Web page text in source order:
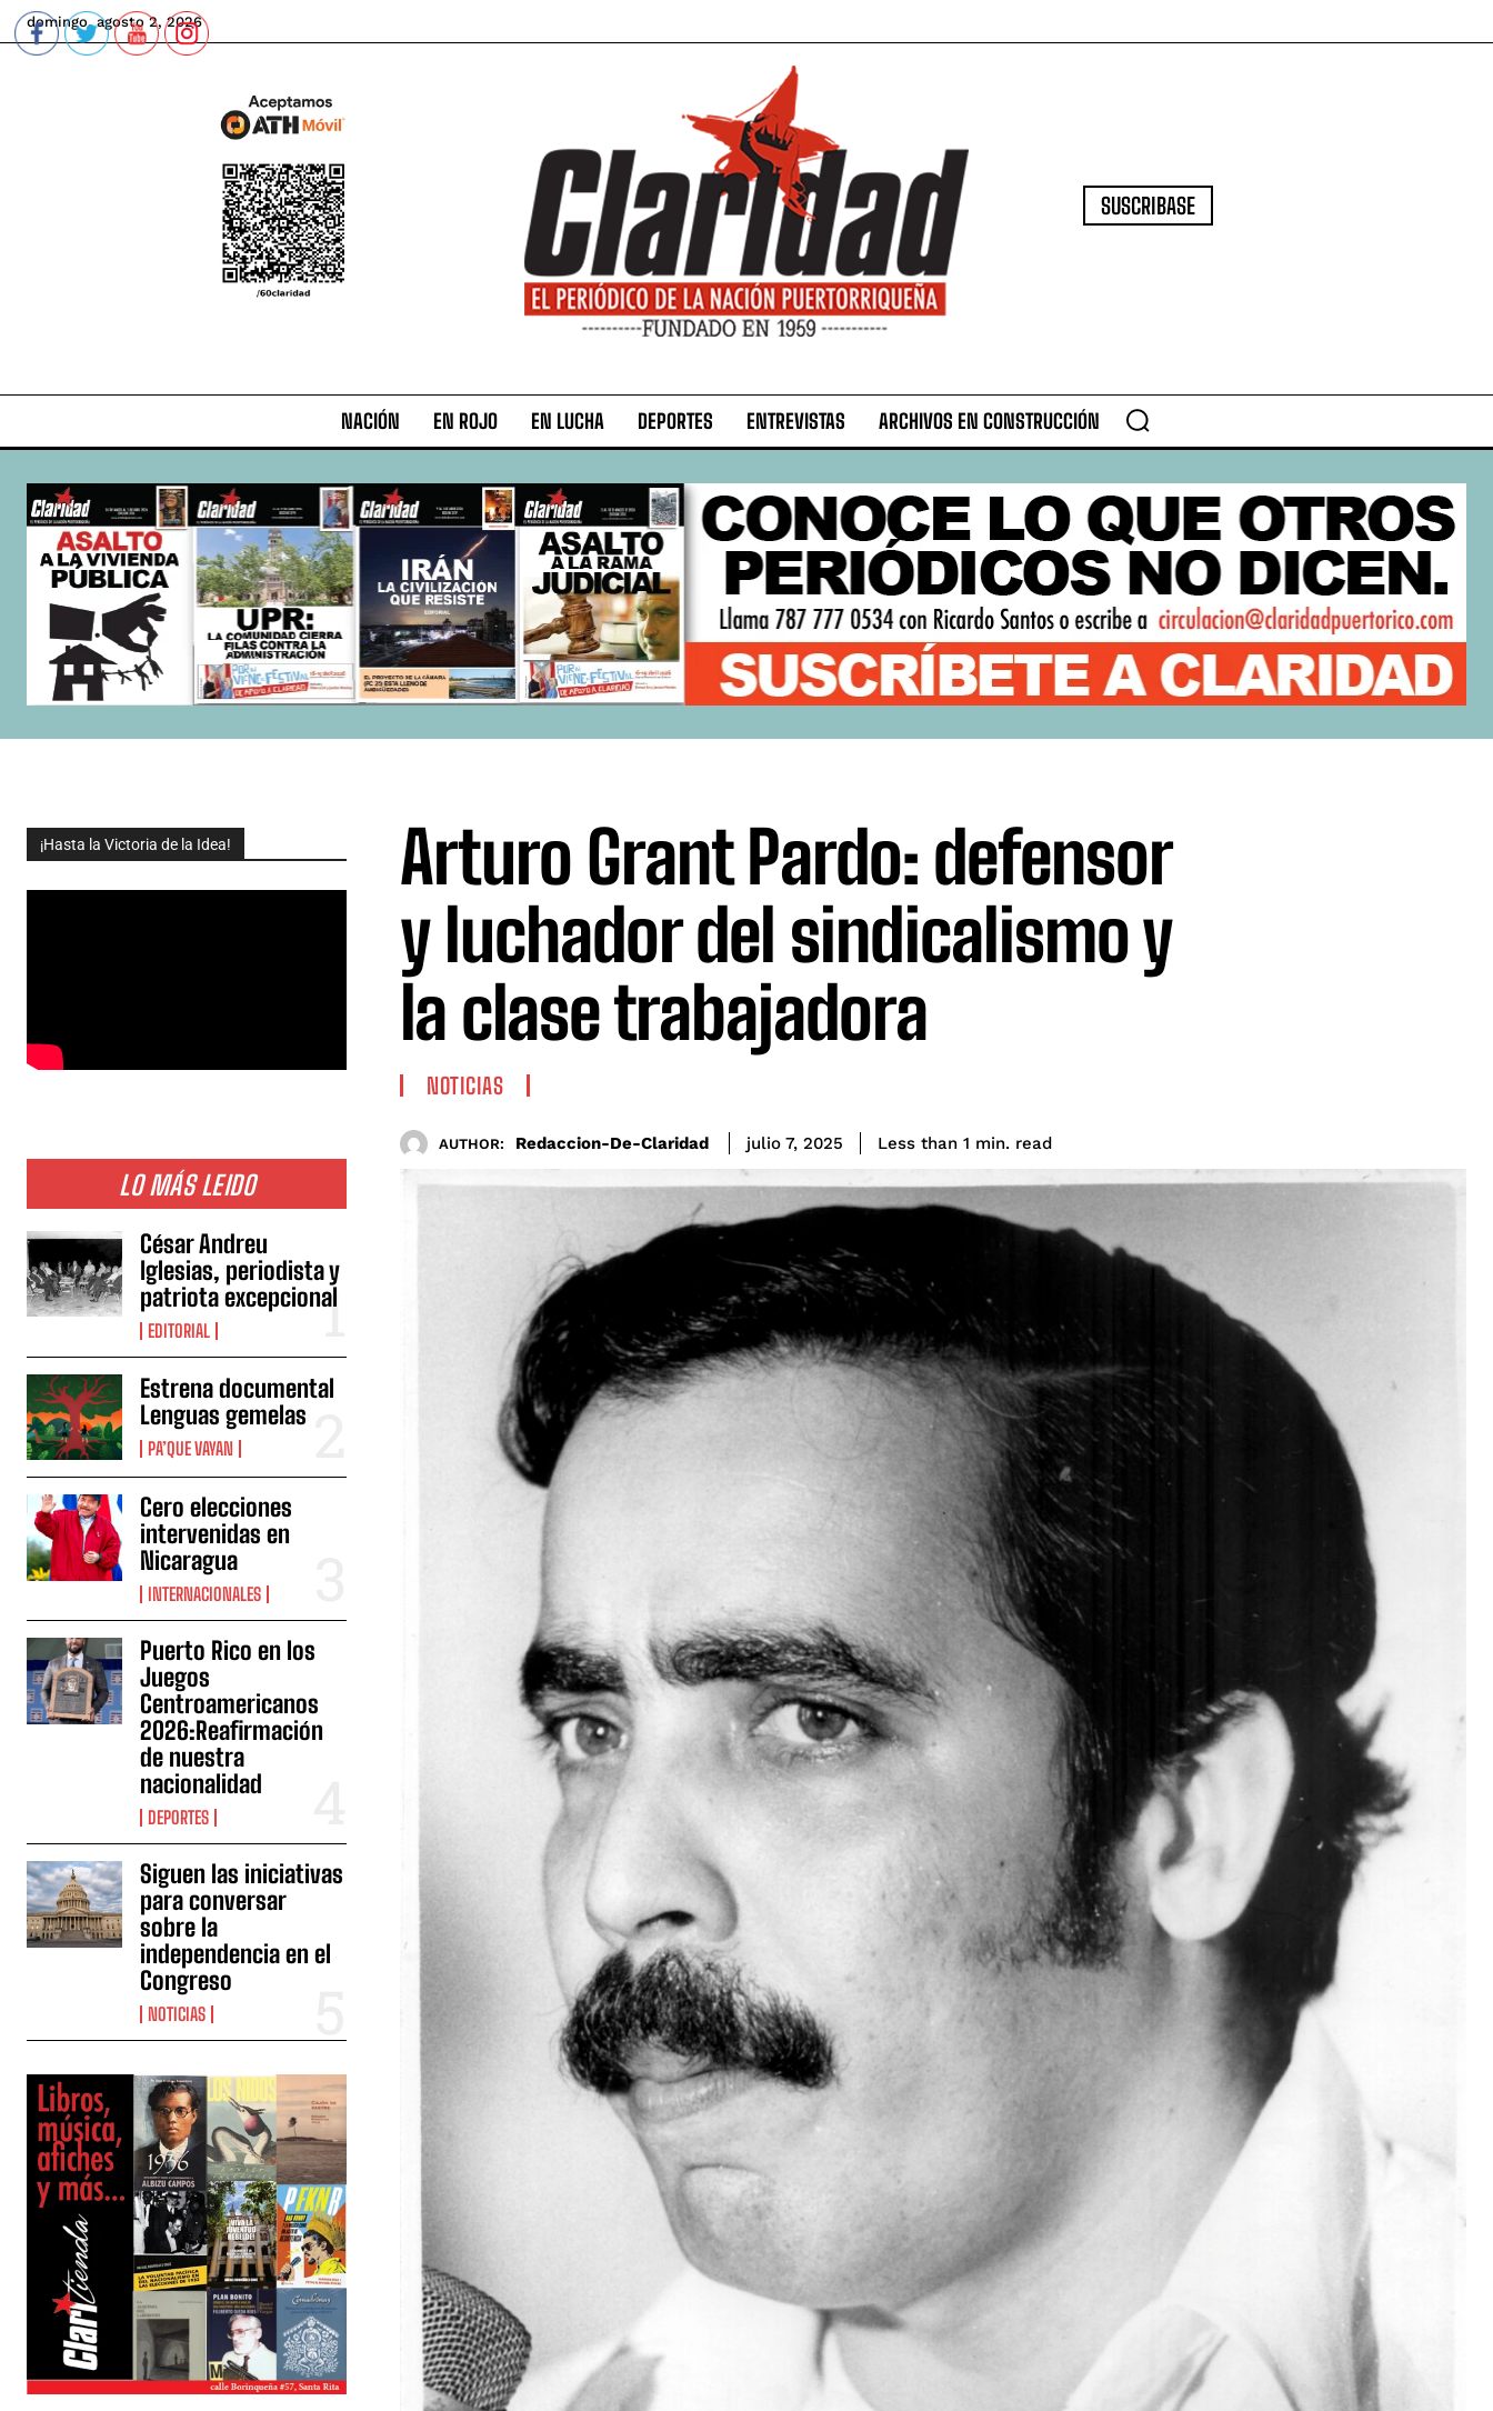
domingo, agosto 2, 2026
SUSCRIBASE
NACIÓN EN ROJO EN LUCHA DEPORTES ENTREVISTAS ARCHIVOS EN CONSTRUCCIÓN
¡Hasta la Victoria de la Idea!
LO MÁS LEIDO
César Andreu
Iglesias, periodista y
patriota excepcional
EDITORIAL
Estrena documental
Lenguas gemelas
PA’QUE VAYAN
Cero elecciones
intervenidas en
Nicaragua
INTERNACIONALES
Puerto Rico en los
Juegos
Centroamericanos
2026:Reafirmación
de nuestra
nacionalidad
DEPORTES
Siguen las iniciativas
para conversar
sobre la
independencia en el
Congreso
NOTICIAS
Arturo Grant Pardo: defensor
y luchador del sindicalismo y
la clase trabajadora
NOTICIAS
AUTHOR: Redaccion-De-Claridad julio 7, 2025 Less than 1 min. read